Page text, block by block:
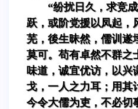
“纷扰日久，求竞
跃，或阶党援以凤起，
芜，後生昧然，儒训遂
莫可。苟有卓然不群之
味道，诚宜优访，以兴
戈，一人之力耳；用其
今令大儒为吏，不必切